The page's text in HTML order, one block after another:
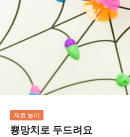
재료 놀이
뿅망치로 두드려요